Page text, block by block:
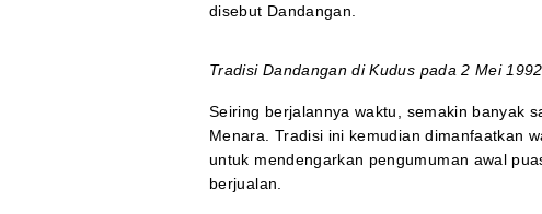
disebut Dandangan.
Tradisi Dandangan di Kudus pada 2 Mei
Seiring berjalannya waktu, semakin banyak
Menara. Tradisi ini kemudian dimanfaatkan
untuk mendengarkan pengumuman awal
berjualan.